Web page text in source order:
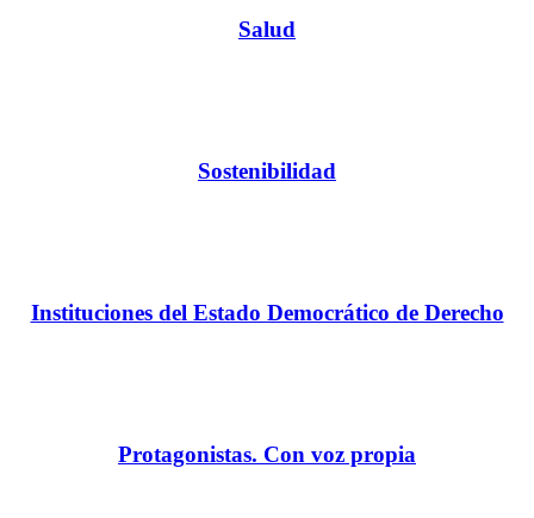
Salud
Sostenibilidad
Instituciones del Estado Democrático de Derecho
Protagonistas. Con voz propia